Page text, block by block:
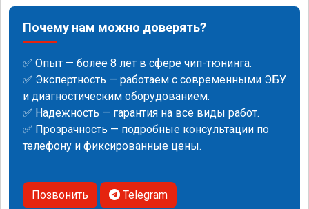
Почему нам можно доверять?
✅ Опыт — более 8 лет в сфере чип-тюнинга.
✅ Экспертность — работаем с современными ЭБУ
и диагностическим оборудованием.
✅ Надежность — гарантия на все виды работ.
✅ Прозрачность — подробные консультации по
телефону и фиксированные цены.
Позвонить Telegram